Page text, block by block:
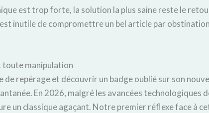
est trop forte, la solution la plus saine reste le
inutile de compromettre un bel article par
toute manipulation
de repérage et découvrir un badge oublié sur son
En 2026, malgré les avancées technologiques
un classique agaçant. Notre premier réflexe face à